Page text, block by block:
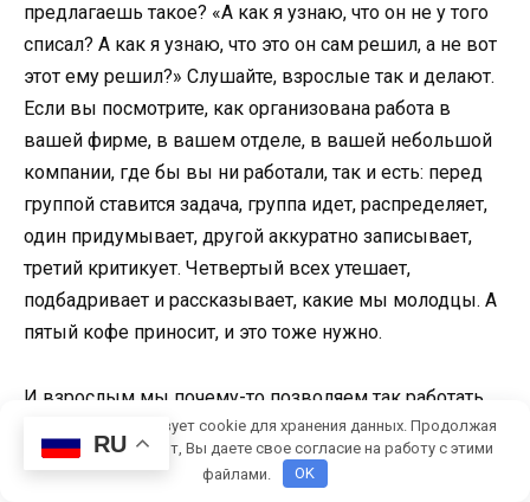
предлагаешь такое? «А как я узнаю, что он не у того
списал? А как я узнаю, что это он сам решил, а не вот
этот ему решил?» Слушайте, взрослые так и делают.
Если вы посмотрите, как организована работа в
вашей фирме, в вашем отделе, в вашей небольшой
компании, где бы вы ни работали, так и есть: перед
группой ставится задача, группа идет, распределяет,
один придумывает, другой аккуратно записывает,
третий критикует. Четвертый всех утешает,
подбадривает и рассказывает, какие мы молодцы. А
пятый кофе приносит, и это тоже нужно.
И взрослым мы почему-то позволяем так работать.
Хотя понятно, почему: взрослые работают за деньги,
и если мы не будем использовать эффективные
методы работы, то разоримся, а это эффективный
RU
Этот сайт использует cookie для хранения данных. Продолжая
использовать сайт, Вы даете свое согласие на работу с этими
файлами.
OK